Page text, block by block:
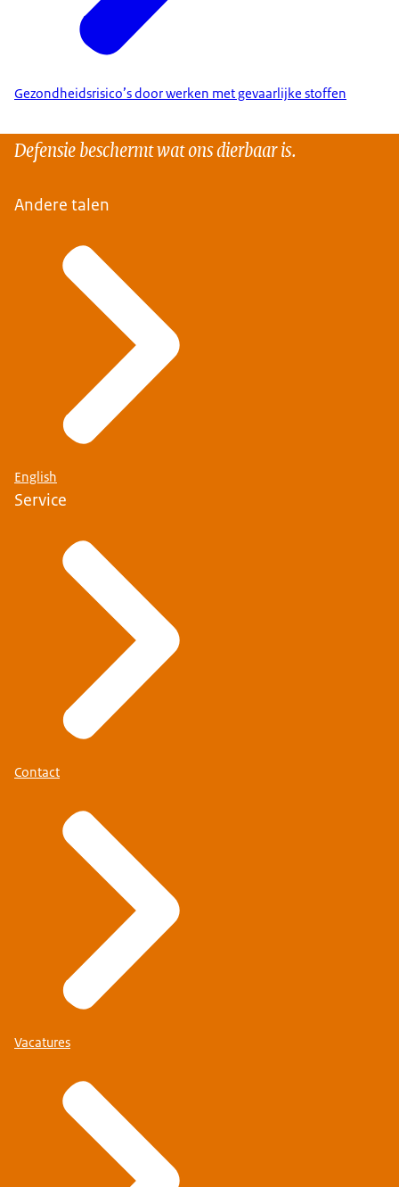
Gezondheidsrisico’s door werken met gevaarlijke stoffen
Defensie beschermt wat ons dierbaar is.
Andere talen
English
Service
Contact
Vacatures